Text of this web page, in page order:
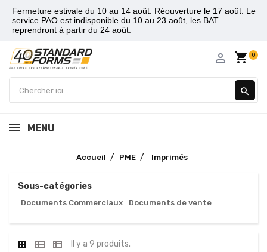
Fermeture estivale du 10 au 14 août. Réouverture le 17 août. Le
service PAO est indisponible du 10 au 23 août, les BAT
reprendront à partir du 24 août.
shopping_cart 0
person_outline
search
MENU
Accueil PME Imprimés
Sous-catégories
Documents Commerciaux Documents de vente
Il y a 9 produits.